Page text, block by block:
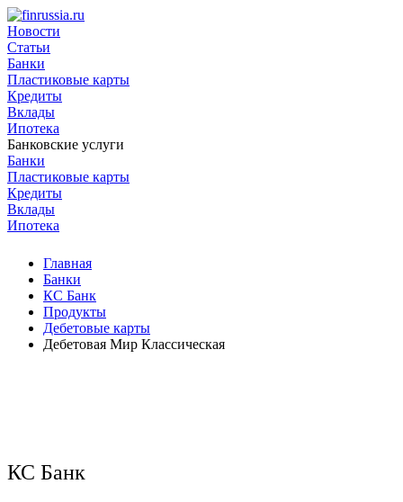
Новости
Статьи
Банки
Пластиковые карты
Кредиты
Вклады
Ипотека
Банковские услуги
Банки
Пластиковые карты
Кредиты
Вклады
Ипотека
Главная
Банки
КС Банк
Продукты
Дебетовые карты
Дебетовая Мир Классическая
КС Банк